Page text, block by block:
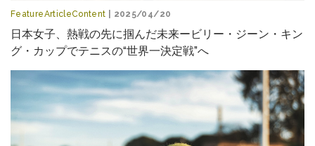
FeatureArticleContent | 2025/04/20
日本女子、熱戦の先に掴んだ未来ービリー・ジーン・キン
グ・カップでテニスの“世界一決定戦”へ